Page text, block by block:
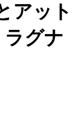
アット
ラグナ